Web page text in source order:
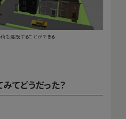
街も建設することができる
てどうだった？